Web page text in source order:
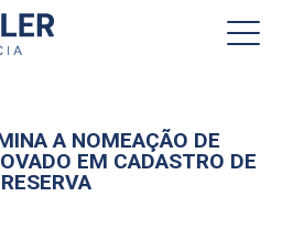
A NOMEAÇÃO DE
EM CADASTRO DE
RESERVA